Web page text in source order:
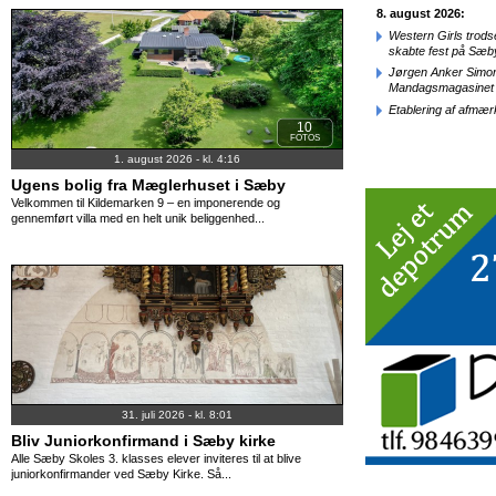
8. august 2026:
Western Girls
skabte fest på
Jørgen Anker
Mandagsmagasinet
Etablering af
1. august 2026 - kl. 4:16
10
FOTOS
Ugens bolig fra Mæglerhuset i Sæby
Velkommen til Kildemarken 9 – en imponerende og
gennemført villa med en helt unik beliggenhed...
31. juli 2026 - kl. 8:01
Bliv Juniorkonfirmand i Sæby kirke
Alle Sæby Skoles 3. klasses elever inviteres til at blive
juniorkonfirmander ved Sæby Kirke. Så...